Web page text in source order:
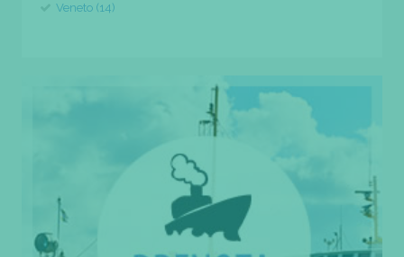
Veneto (14)